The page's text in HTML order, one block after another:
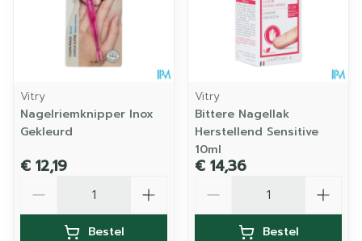
Vitry
Nagelriemknipper Inox
Gekleurd
€ 12,19
Bestel
Vitry
Bittere Nagellak
Herstellend Sensitive
10ml
€ 14,36
Bestel